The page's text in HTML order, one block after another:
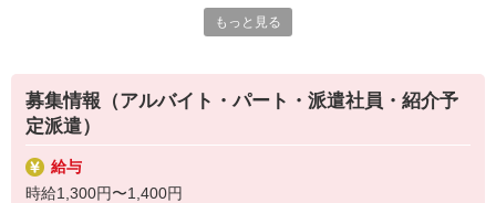
そんなあなたも『日研メディカルケア』にお問い合わせくださ
・薬やおしぼりの準備などのケア
・体操や季節ごとのレクリエーション
・歩行、車椅子の介助
・見守り
※施設により異なります
もっと見る
募集情報（アルバイト・パート・派遣社員・紹介予
定派遣）
給与
時給1,300円〜1,400円